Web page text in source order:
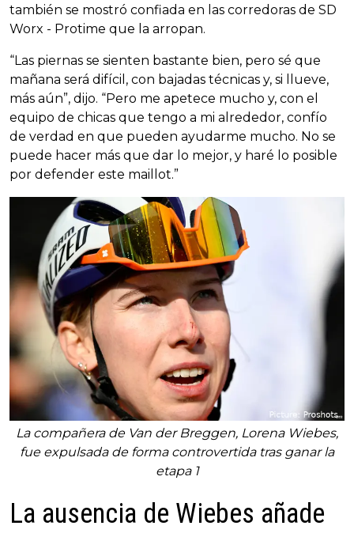
también se mostró confiada en las corredoras de SD
Worx - Protime que la arropan.
“Las piernas se sienten bastante bien, pero sé que
mañana será difícil, con bajadas técnicas y, si llueve,
más aún”, dijo. “Pero me apetece mucho y, con el
equipo de chicas que tengo a mi alrededor, confío
de verdad en que pueden ayudarme mucho. No se
puede hacer más que dar lo mejor, y haré lo posible
por defender este maillot.”
La compañera de Van der Breggen, Lorena Wiebes,
fue expulsada de forma controvertida tras ganar la
etapa 1
La ausencia de Wiebes añade